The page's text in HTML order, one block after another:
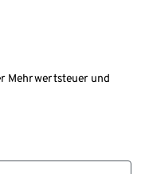
Mehrwertsteuer und